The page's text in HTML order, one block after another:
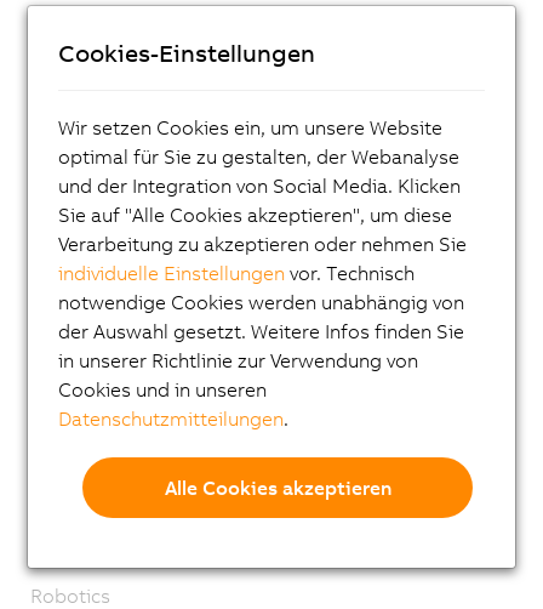
Visualisieren und Bedienen
I/O Systeme
Vision Systeme
Kamera
Smart Camera
Beleuchtung
Zubehör
Applikationen
Sicherheitstechnik
Antriebstechnik
Robotics
Cookies-Einstellungen
Wir setzen Cookies ein, um unsere Website
optimal für Sie zu gestalten, der Webanalyse
und der Integration von Social Media. Klicken
Sie auf "Alle Cookies akzeptieren", um diese
Verarbeitung zu akzeptieren oder nehmen Sie
individuelle Einstellungen vor. Technisch
notwendige Cookies werden unabhängig von
der Auswahl gesetzt. Weitere Infos finden Sie
in unserer Richtlinie zur Verwendung von
Cookies und in unseren
Datenschutzmitteilungen.
Alle Cookies akzeptieren